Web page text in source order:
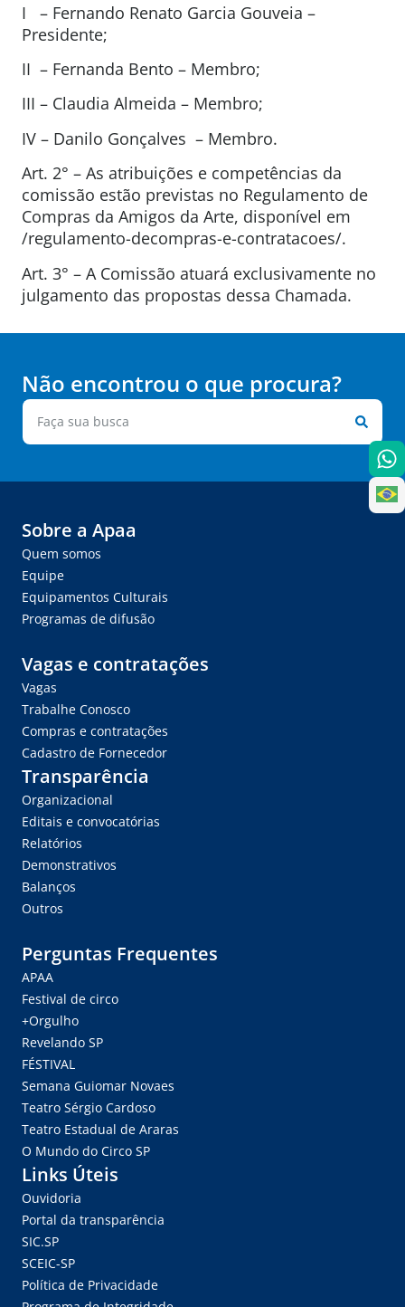
I – Fernando Renato Garcia Gouveia –
Presidente;
II – Fernanda Bento – Membro;
III – Claudia Almeida – Membro;
IV – Danilo Gonçalves – Membro.
Art. 2° – As atribuições e competências da
comissão estão previstas no Regulamento de
Compras da Amigos da Arte, disponível em
/regulamento-decompras-e-contratacoes/.
Art. 3° – A Comissão atuará exclusivamente no
julgamento das propostas dessa Chamada.
Não encontrou o que procura?
Sobre a Apaa
Quem somos
Equipe
Equipamentos Culturais
Programas de difusão
Vagas e contratações
Vagas
Trabalhe Conosco
Compras e contratações
Cadastro de Fornecedor
Transparência
Organizacional
Editais e convocatórias
Relatórios
Demonstrativos
Balanços
Outros
Perguntas Frequentes
APAA
Festival de circo
+Orgulho
Revelando SP
FÉSTIVAL
Semana Guiomar Novaes
Teatro Sérgio Cardoso
Teatro Estadual de Araras
O Mundo do Circo SP
Links Úteis
Ouvidoria
Portal da transparência
SIC.SP
SCEIC-SP
Política de Privacidade